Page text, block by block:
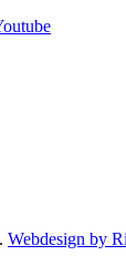
Webdesign by